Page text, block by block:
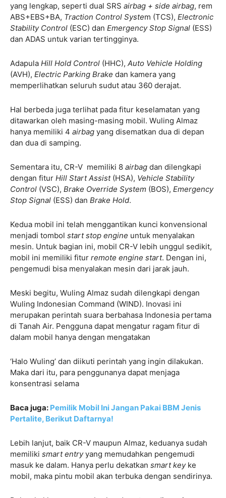
yang lengkap, seperti dual SRS airbag + side airbag, rem
ABS+EBS+BA, Traction Control System (TCS), Electronic
Stability Control (ESC) dan Emergency Stop Signal (ESS)
dan ADAS untuk varian tertingginya.
Adapula Hill Hold Control (HHC), Auto Vehicle Holding
(AVH), Electric Parking Brake dan kamera yang
memperlihatkan seluruh sudut atau 360 derajat.
Hal berbeda juga terlihat pada fitur keselamatan yang
ditawarkan oleh masing-masing mobil. Wuling Almaz
hanya memiliki 4 airbag yang disematkan dua di depan
dan dua di samping.
Sementara itu, CR-V memiliki 8 airbag dan dilengkapi
dengan fitur Hill Start Assist(HSA), Vehicle Stability
Control (VSC), Brake Override System (BOS), Emergency
Stop Signal (ESS) dan Brake Hold.
Kedua mobil ini telah menggantikan kunci konvensional
menjadi tombol start stop engine untuk menyalakan
mesin. Untuk bagian ini, mobil CR-V lebih unggul sedikit,
mobil ini memiliki fitur remote engine start. Dengan ini,
pengemudi bisa menyalakan mesin dari jarak jauh.
Meski begitu, Wuling Almaz sudah dilengkapi dengan
Wuling Indonesian Command (WIND). Inovasi ini
merupakan perintah suara berbahasa Indonesia pertama
di Tanah Air. Pengguna dapat mengatur ragam fitur di
dalam mobil hanya dengan mengatakan
‘Halo Wuling’ dan diikuti perintah yang ingin dilakukan.
Maka dari itu, para penggunanya dapat menjaga
konsentrasi selama
Baca juga: Pemilik Mobil Ini Jangan Pakai BBM Jenis
Pertalite, Berikut Daftarnya!
Lebih lanjut, baik CR-V maupun Almaz, keduanya sudah
memiliki smart entryyang memudahkan pengemudi
masuk ke dalam. Hanya perlu dekatkan smart keyke
mobil, maka pintu mobil akan terbuka dengan sendirinya.